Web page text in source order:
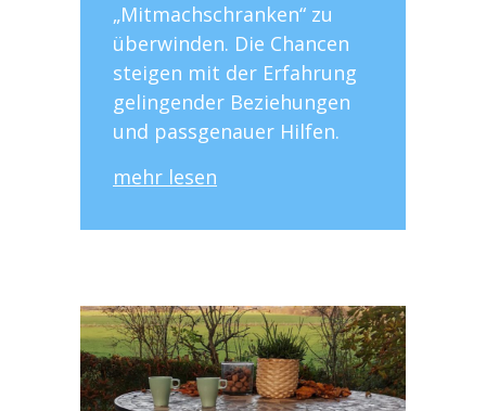
„Mitmachschranken“ zu
überwinden. Die Chancen
steigen mit der Erfahrung
gelingender Beziehungen
und passgenauer Hilfen.
mehr lesen